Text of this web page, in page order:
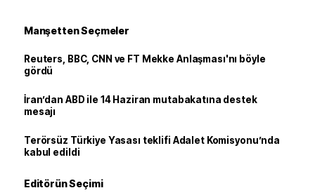
Manşetten Seçmeler
Reuters, BBC, CNN ve FT Mekke Anlaşması'nı böyle
gördü
İran’dan ABD ile 14 Haziran mutabakatına destek
mesajı
Terörsüz Türkiye Yasası teklifi Adalet Komisyonu’nda
kabul edildi
Editörün Seçimi